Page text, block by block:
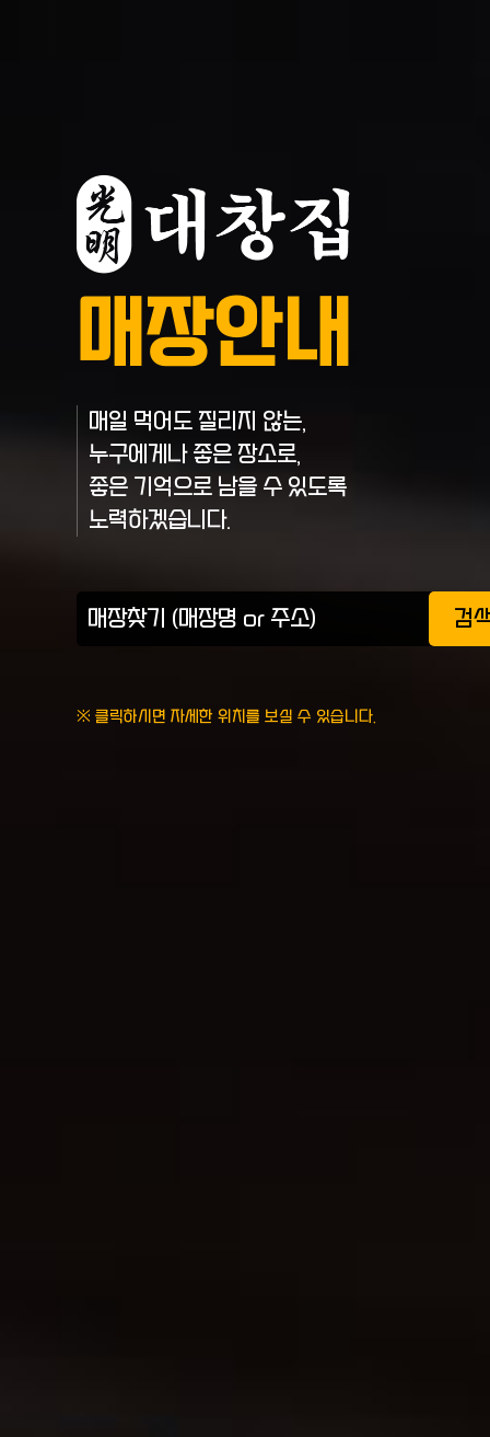
매장안내
매일 먹어도 질리지 않는,
누구에게나 좋은 장소로,
좋은 기억으로 남을 수 있도록
노력하겠습니다.
검
※ 클릭하시면 자세한 위치를 보실 수 있습니다.